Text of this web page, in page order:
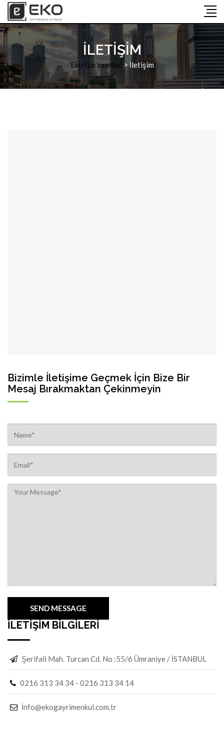
İLETIŞIM
Eko Garimenkul >İletişim
Bizimle İletişime Geçmek İçin Bize Bir
Mesaj Bırakmaktan Çekinmeyin
İLETİŞİM BİLGİLERİ
Şerifali Mah. Turcan Cd. No :55/6 Ümraniye / İSTANBUL
0216 313 34 34 - 0216 313 34 14
İnfo@ekogayrimenkul.com.tr